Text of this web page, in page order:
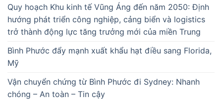
Quy hoạch Khu kinh tế Vũng Áng đến năm 2050: Định
hướng phát triển công nghiệp, cảng biển và logistics
trở thành động lực tăng trưởng mới của miền Trung
Bình Phước đẩy mạnh xuất khẩu hạt điều sang Florida,
Mỹ
Vận chuyển chứng từ Bình Phước đi Sydney: Nhanh
chóng – An toàn – Tin cậy